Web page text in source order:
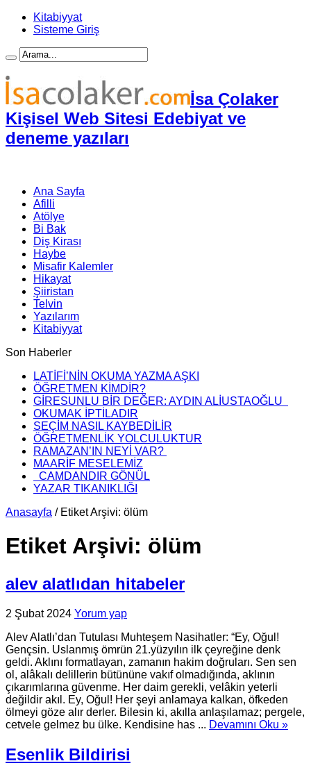
Kitabiyyat
Sisteme Giriş
İsa Çolaker
Kişisel Web Sitesi Edebiyat ve
deneme yazıları
Ana Sayfa
Afilli
Atölye
Bi Bak
Diş Kirası
Haybe
Misafir Kalemler
Hikayat
Şiiristan
Telvin
Yazılarım
Kitabiyyat
Son Haberler
LATİFİ’NİN OKUMA YAZMA AŞKI
ÖĞRETMEN KİMDİR?
GİRESUNLU BİR DEĞER: AYDIN ALİUSTAOĞLU
OKUMAK İPTİLADIR
SEÇİM NASIL KAYBEDİLİR
ÖĞRETMENLİK YOLCULUKTUR
RAMAZAN’IN NEYİ VAR?
MAARİF MESELEMİZ
CAMDANDIR GÖNÜL
YAZAR TIKANIKLIĞI
Anasayfa / Etiket Arşivi: ölüm
Etiket Arşivi: ölüm
alev alatlıdan hitabeler
2 Şubat 2024 Yorum yap
Alev Alatlı’dan Tutulası Muhteşem Nasihatler: “Ey, Oğul!
Gençsin. Uslanmış ömrün 21.yüzyılın ilk çeyreğine denk
geldi. Aklını formatlayan, zamanın hakim doğruları. Sen sen
ol, alâkalı delillerin bütününe vakıf olmadığında, aklının
çıkarımlarına güvenme. Her daim gerekli, velâkin yeterli
değildir akıl. Ey, Oğul! Her şeyi anlamaya kalkan, öfkeden
ölmeyi göze alır derler. Bilesin ki, akılla anlaşılamaz; pergele,
cetvele gelmez bu ülke. Kendisine has ... Devamını Oku »
Esenlik Bildirisi